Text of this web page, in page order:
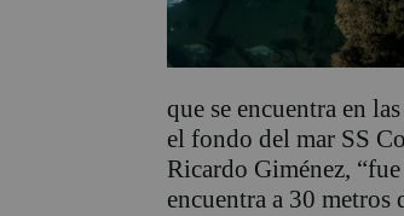
que se encuentra en
el fondo del mar SS
Ricardo Giménez,
encuentra a 30 metros